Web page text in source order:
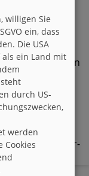
Inhalt
Zielgruppe von
Inhalt
Websites
des User-
willigen Sie
ein, dass
Die USA
ein Land mit
durch US-
werden
Cookies